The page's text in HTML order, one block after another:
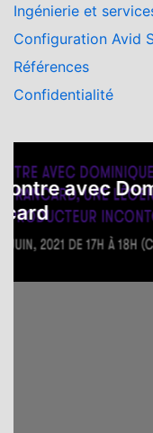
Ingénierie et
Configuration Avid
Références
Confidentialité
avec